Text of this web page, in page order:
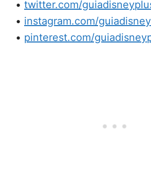
• twitter.com/
• instagram.com/
• pinterest.com/